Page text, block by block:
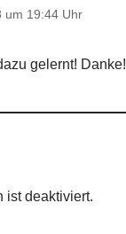
um 19:44 Uhr
gelernt! Danke!
ist deaktiviert.